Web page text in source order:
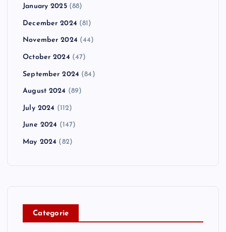
January 2025(88)
December 2024 (81)
November 2024 (44)
October 2024 (47)
September 2024 (84)
August 2024 (89)
July 2024 (112)
June 2024 (147)
May 2024 (82)
Categorie